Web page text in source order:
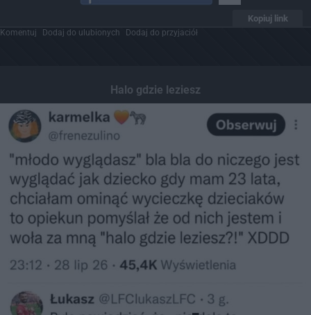
Kopiuj link
Komentuj Dodaj do ulubionych Dodaj do przyjaciół
Halo gdzie leziesz